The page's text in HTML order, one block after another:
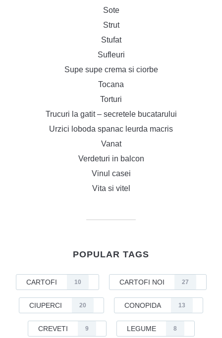
Sote
Strut
Stufat
Sufleuri
Supe supe crema si ciorbe
Tocana
Torturi
Trucuri la gatit – secretele bucatarului
Urzici loboda spanac leurda macris
Vanat
Verdeturi in balcon
Vinul casei
Vita si vitel
POPULAR TAGS
CARTOFI 10 CARTOFI NOI 27
CIUPERCI 20 CONOPIDA 13
CREVETI 9 LEGUME 8